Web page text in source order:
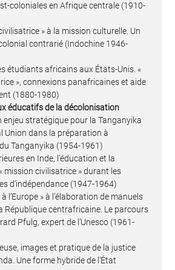
coloniales en Afrique centrale (1910-
» à la mission culturelle. Un
contrarié (Indochine 1946-
étudiants africains aux États-Unis. «
», connexions panafricaines et aide
(1880-1980)
éducatifs de la décolonisation
enjeu stratégique pour la Tanganyika
Union dans la préparation à
du Tanganyika (1954-1961)
en Inde, l’éducation et la
mission civilisatrice » durant les
d’indépendance (1947-1964)
à l’Europe » à l’élaboration de manuels
République centrafricaine. Le parcours
Pfulg, expert de l’Unesco (1961-
images et pratique de la justice
Une forme hybride de l’État